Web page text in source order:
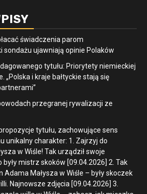
świadczenia parom
sondażu ujawniają opinie Polaków
tytułu: Priorytety niemieckiej
„Polska i kraje bałtyckie stają się
przegranej rywalizacji ze
tytułu, zachowujące sens
unikalny charakter: 1. Zajrzyj do
w Wiśle! Tak urządził swoje
mistrz skoków [09.04.2026] 2. Tak
Małysza w Wiśle – były skoczek
Najnowsze zdjęcia [09.04.2026] 3.